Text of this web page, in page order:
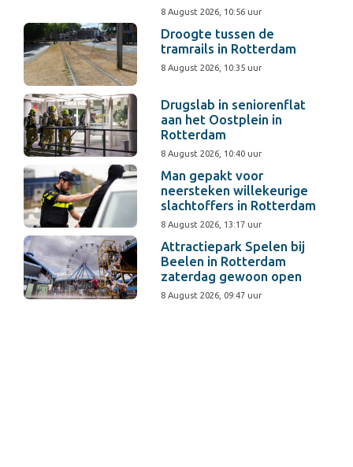
8 August 2026, 10:56 uur
Droogte tussen de
tramrails in Rotterdam
8 August 2026, 10:35 uur
Drugslab in seniorenflat
aan het Oostplein in
Rotterdam
8 August 2026, 10:40 uur
Man gepakt voor
neersteken willekeurige
slachtoffers in Rotterdam
8 August 2026, 13:17 uur
Attractiepark Spelen bij
Beelen in Rotterdam
zaterdag gewoon open
8 August 2026, 09:47 uur